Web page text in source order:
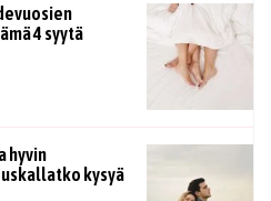
4 syytä
hyvin
kysyä